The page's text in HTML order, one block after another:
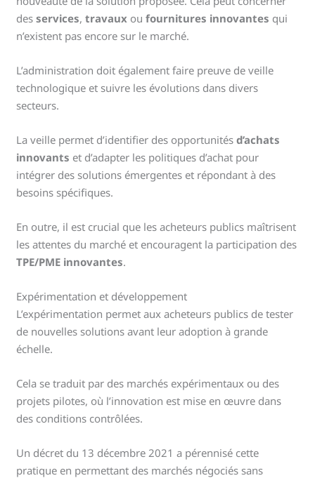
desservices,travaux oufournitures innovantes qui
n’existent pas encore sur le marché.
L’administration doit également faire preuve de veille
technologique et suivre les évolutions dans divers
secteurs.
La veille permet d’identifier des opportunitésd’achats
innovants et d’adapter les politiques d’achat pour
intégrer des solutions émergentes et répondant à des
besoins spécifiques.
En outre, il est crucial que les acheteurs publics maîtrisent
les attentes du marché et encouragent la participation des
TPE/PME innovantes.
Expérimentation et développement
L’expérimentation permet aux acheteurs publics de tester
de nouvelles solutions avant leur adoption à grande
échelle.
Cela se traduit par des marchés expérimentaux ou des
projets pilotes, où l’innovation est mise en œuvre dans
des conditions contrôlées.
Un décret du 13 décembre 2021 a pérennisé cette
pratique en permettant des marchés négociés sans